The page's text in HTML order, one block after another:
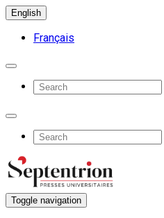
English
Français
Toggle navigation